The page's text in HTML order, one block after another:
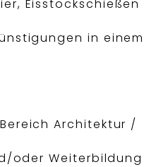
Eisstockschießen
in einem
Architektur /
oder Weiterbildung